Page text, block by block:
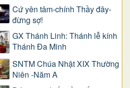
Cứ yên tâm-chính Thầy đây-
đừng sợ!
GX Thánh Linh: Thánh lễ kính
Thánh Đa Minh
SNTM Chúa Nhật XIX Thường
Niên -Năm A